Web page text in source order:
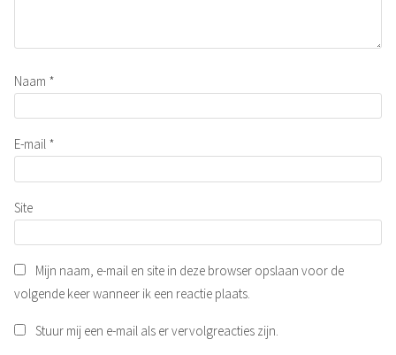
Naam *
E-mail *
Site
Mijn naam, e-mail en site in deze browser opslaan voor de
volgende keer wanneer ik een reactie plaats.
Stuur mij een e-mail als er vervolgreacties zijn.